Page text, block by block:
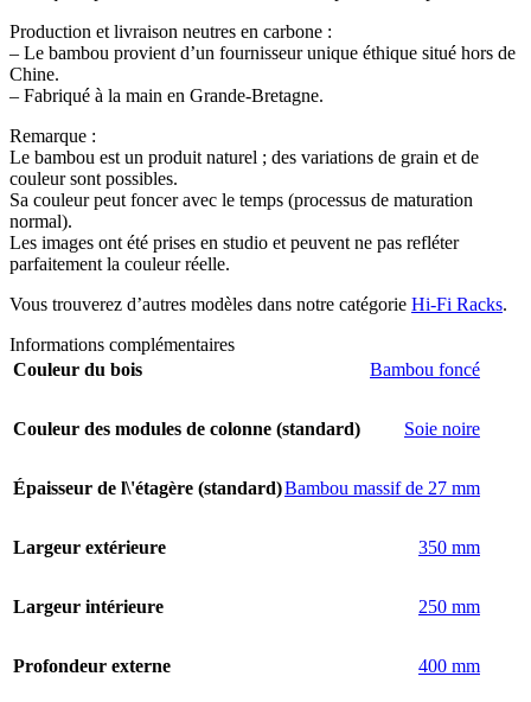
Production et livraison neutres en carbone :
– Le bambou provient d’un fournisseur unique éthique situé hors de
Chine.
– Fabriqué à la main en Grande-Bretagne.
Remarque :
Le bambou est un produit naturel ; des variations de grain et de
couleur sont possibles.
Sa couleur peut foncer avec le temps (processus de maturation
normal).
Les images ont été prises en studio et peuvent ne pas refléter
parfaitement la couleur réelle.
Vous trouverez d’autres modèles dans notre catégorie Hi-Fi Racks.
Informations complémentaires
Couleur du bois
Bambou foncé
Couleur des modules de colonne (standard) Soie noire
Épaisseur de l\'étagère (standard)Bambou massif de 27 mm
Largeur extérieure 350 mm
Largeur intérieure 250 mm
Profondeur externe 400 mm